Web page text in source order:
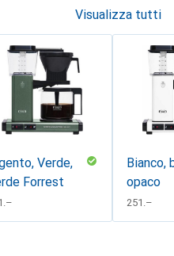
Visualizza tutti
Verde,
Forrest
Bianco,
opaco
CHF
251.–